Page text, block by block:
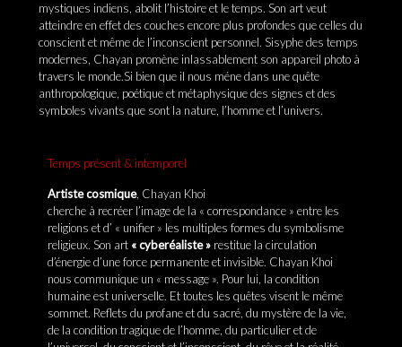
mystiques indiens, abolit l’histoire et le temps. Son art veut
atteindre en effet des couches encore plus profondes que celles du
conscient et même de l’inconscient personnel. Sisyphe des temps
modernes, Chayan promène inlassablement son appareil photo à
travers le monde.Si bien que il nous méne dans une quête
anthropologique, poétique et métaphysique des signes et des
symboles vivants que sont la nature, l’homme et l’univers.
Temps présent & intemporel
Artiste cosmique, Chayan Khoi
cherche à recréer l’image de la « correspondance » entre les
religions et d’ « unifier » les multiples formes du symbolisme
religieux. Son art « cyberéaliste » restitue la circulation
d’énergie d’une force permanente et invisible. Chayan Khoi
nous communique un « message ». Pour lui, la condition
humaine est universelle. Et toutes les quêtes visent le même
sommet. Reflets du profane et du sacré, du mystère de la vie,
de la condition tragique de l’homme, du particulier et de